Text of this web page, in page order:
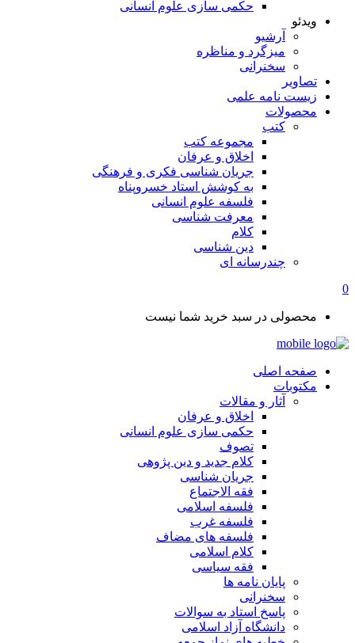
حکمی سازی علوم انسانی
ویدئو
آرشیو
میزگرد و مناظره
سخنرانی
تصاویر
زیست نامه علمی
محصولات
کتب
مجموعه کتب
اخلاق و عرفان
جریان شناسی فکری و فرهنگی
به کوشش استاد خسروپناه
فلسفه علوم انسانی
معرفت شناسی
کلام
دین شناسی
چندرسانه ای
0
محصولی در سبد خرید شما نیست
صفحه اصلی
مکتوبات
آثار و مقالات
اخلاق و عرفان
حکمی سازی علوم انسانی
تصوف
کلام جدید و دین پژوهی
جریان شناسی
فقه الاجتماع
فلسفه اسلامی
فلسفه غرب
فلسفه های مضاف
کلام اسلامی
فقه سیاسی
پایان نامه ها
سخنرانی
پاسخ استاد به سوالات
دانشگاه آزاد اسلامی